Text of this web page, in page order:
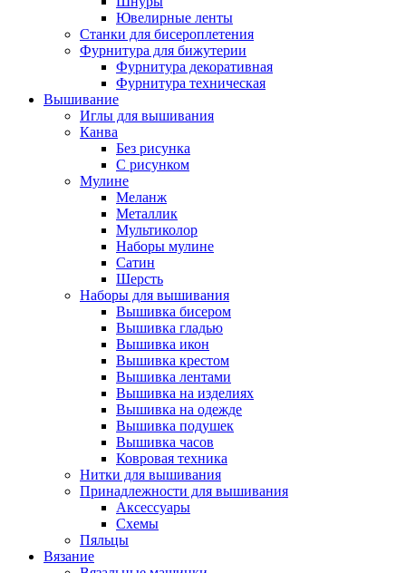
Ювелирные ленты
Станки для бисероплетения
Фурнитура для бижутерии
Фурнитура декоративная
Фурнитура техническая
Вышивание
Иглы для вышивания
Канва
Без рисунка
С рисунком
Мулине
Меланж
Металлик
Мультиколор
Наборы мулине
Сатин
Шерсть
Наборы для вышивания
Вышивка бисером
Вышивка гладью
Вышивка икон
Вышивка крестом
Вышивка лентами
Вышивка на изделиях
Вышивка на одежде
Вышивка подушек
Вышивка часов
Ковровая техника
Нитки для вышивания
Принадлежности для вышивания
Аксессуары
Схемы
Пяльцы
Вязание